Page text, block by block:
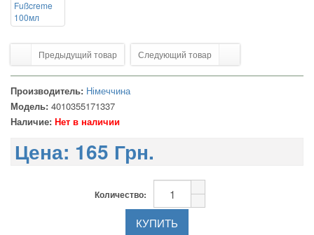
Предыдущий товар Следующий товар
Производитель: Німеччина
Модель: 4010355171337
Наличие: Нет в наличии
Цена: 165 Грн.
Количество: